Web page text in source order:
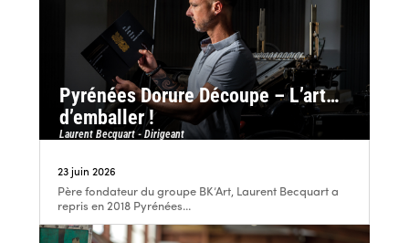
Pyrénées Dorure Découpe – L’art…
d’emballer !
Laurent Becquart - Dirigeant
23 juin 2026
Père fondateur du groupe BK’Art, Laurent Becquart a
repris en 2018 Pyrénées...